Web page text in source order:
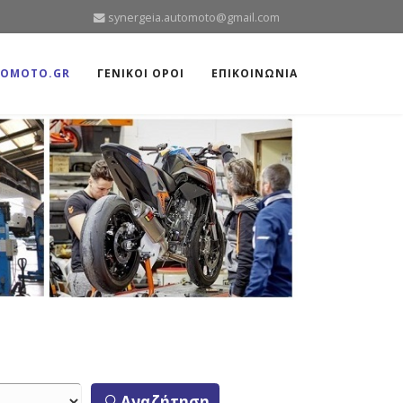
synergeia.automoto@gmail.com
ΓΕΝΙΚΟΙ ΟΡΟΙ ΕΠΙΚΟΙΝΩΝΙΑ